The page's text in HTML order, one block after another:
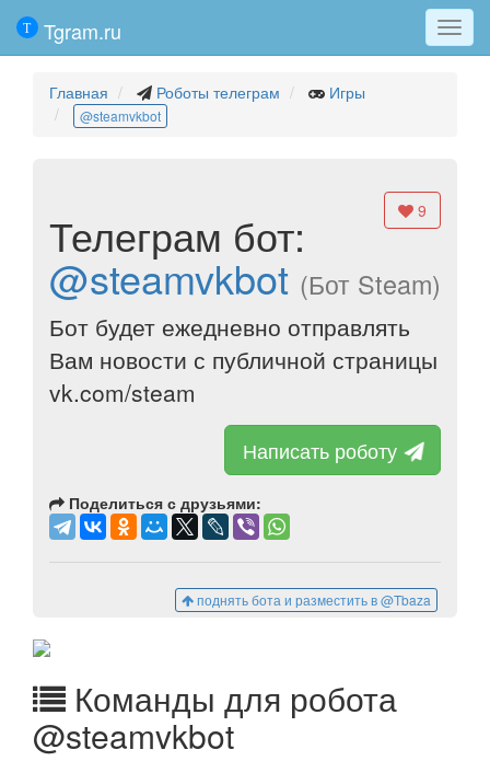
Меню
Tgram.ru
Главная Роботы телеграм Игры
@steamvkbot
9
Телеграм бот:
@steamvkbot (Бот Steam)
Бот будет ежедневно отправлять
Вам новости с публичной страницы
vk.com/steam
Написать роботу
Поделиться с друзьями:
поднять бота и разместить в @Tbaza
Команды для робота
@steamvkbot